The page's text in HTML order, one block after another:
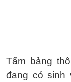
Tấm bảng
đang có sinh